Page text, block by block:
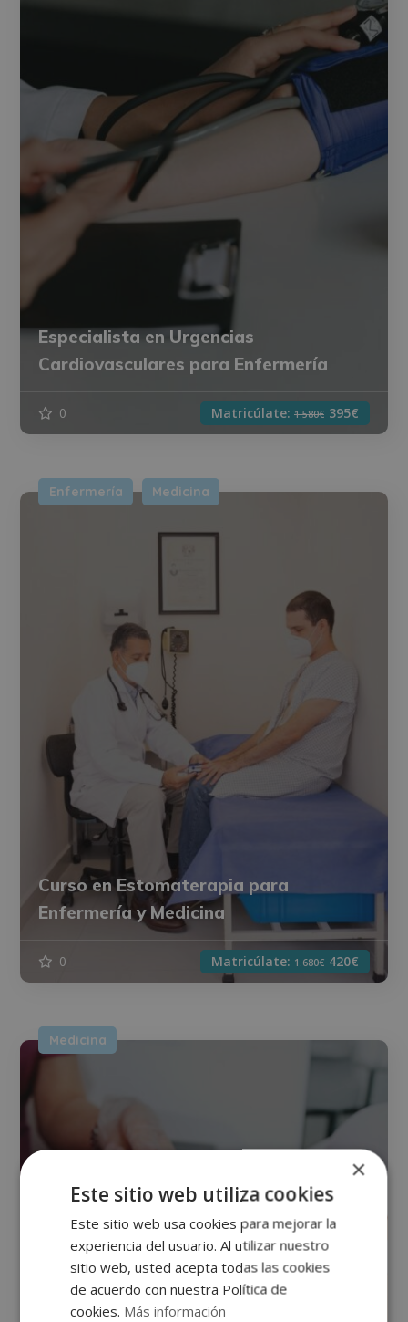
Especialista en Urgencias
Cardiovasculares para Enfermería
0 Matricúlate: 1.580€ 395€
Enfermería Medicina
Curso en Estomaterapia para
Enfermería y Medicina
0 Matricúlate: 1.680€ 420€
Medicina
×
Este sitio web utiliza cookies
Este sitio web usa cookies para mejorar la
experiencia del usuario. Al utilizar nuestro
sitio web, usted acepta todas las cookies
de acuerdo con nuestra Política de
cookies. Más información